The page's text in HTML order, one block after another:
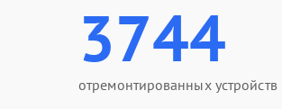
3744
отремонтированных устройств